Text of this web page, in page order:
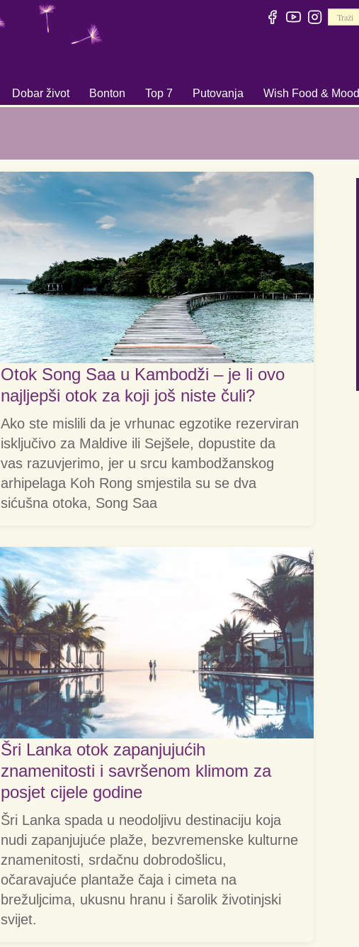
+
Dobar život
+
Bonton Top 7
+
Putovanja
+
Wish Food & Mood
Otok Song Saa u Kambodži – je li ovo
najljepši otok za koji još niste čuli?
Ako ste mislili da je vrhunac egzotike rezerviran
isključivo za Maldive ili Sejšele, dopustite da
vas razuvjerimo, jer u srcu kambodžanskog
arhipelaga Koh Rong smjestila su se dva
sićušna otoka, Song Saa
Šri Lanka otok zapanjujućih
znamenitosti i savršenom klimom za
posjet cijele godine
Šri Lanka spada u neodoljivu destinaciju koja
nudi zapanjujuće plaže, bezvremenske kulturne
znamenitosti, srdačnu dobrodošlicu,
očaravajuće plantaže čaja i cimeta na
brežuljcima, ukusnu hranu i šarolik životinjski
svijet.